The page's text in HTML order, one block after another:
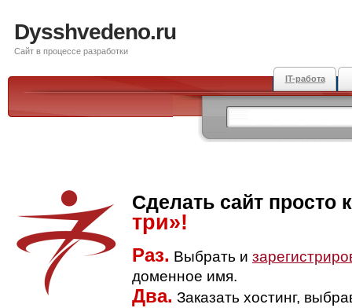
Dysshvedeno.ru
Сайт в процессе разработки
IT-работа
Сделать сайт просто
три»!
Раз. Выбрать и
доменное имя.
Два. Заказать хостинг,